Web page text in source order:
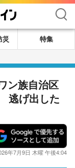
検索
災
特集
ン族自治区
逃げ出した
年7月9日 木曜 午後4:04